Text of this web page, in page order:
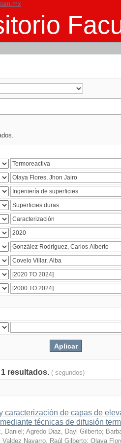
resultados. ( segundos)
caracterización de capas de
técnicas de difusión
Daniel ; Agredo Diaz, Dayi Gilberto;
Valdez Navarro, Raúl Gilberto; Olaya